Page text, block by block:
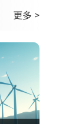
更多 >